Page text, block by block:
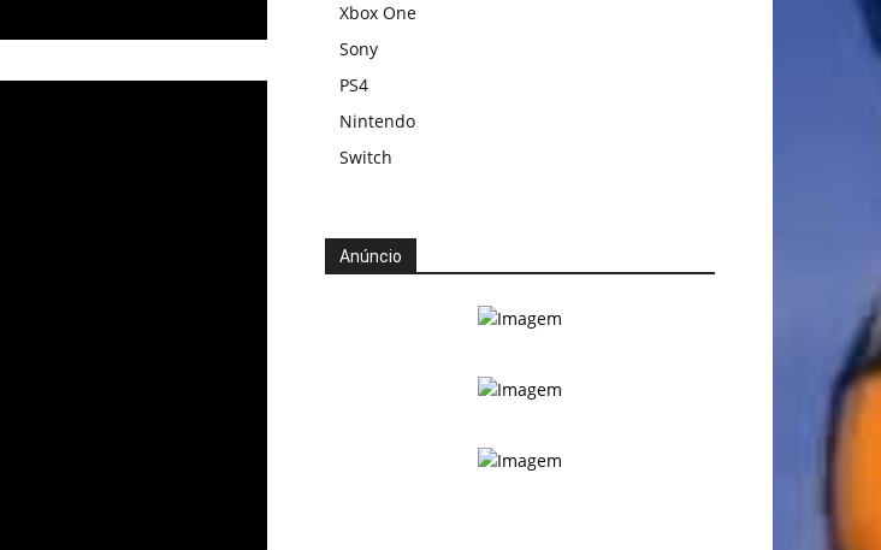
Xbox One
Sony
PS4
Nintendo
Switch
Anúncio